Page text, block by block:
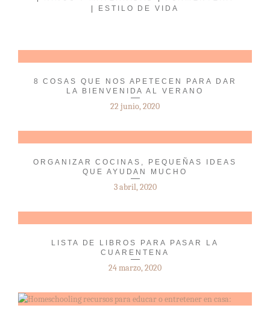
ESTILO DE VIDA
8 COSAS QUE NOS APETECEN PARA DAR
LA BIENVENIDA AL VERANO
22 junio, 2020
ORGANIZAR COCINAS, PEQUEÑAS IDEAS
QUE AYUDAN MUCHO
3 abril, 2020
LISTA DE LIBROS PARA PASAR LA
CUARENTENA
24 marzo, 2020